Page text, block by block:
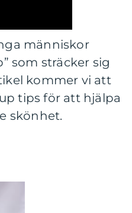
människor
som sträcker sig
kommer vi att
tips för att hjälpa
skönhet.